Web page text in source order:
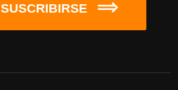
SUSCRIBIRSE